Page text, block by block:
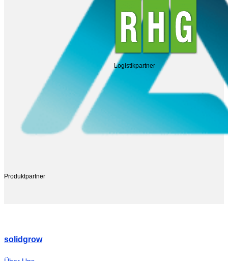
Produktpartner
Logistikpartner
solidgrow